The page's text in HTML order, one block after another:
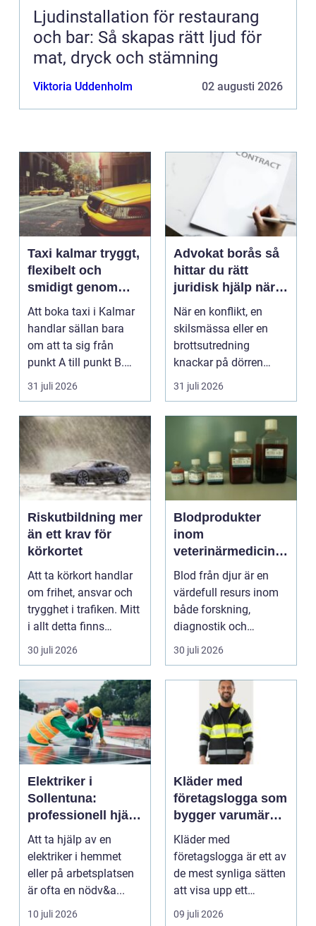
Ljudinstallation för restaurang
och bar: Så skapas rätt ljud för
mat, dryck och stämning
Viktoria Uddenholm 02 augusti 2026
Taxi kalmar tryggt,
flexibelt och
smidigt genom
hela resan
Att boka taxi i Kalmar
handlar sällan bara
om att ta sig från
punkt A till punkt B.
För många är res...
31 juli 2026
Advokat borås så
hittar du rätt
juridisk hjälp när
livet krånglar
När en konflikt, en
skilsmässa eller en
brottsutredning
knackar på dörren
förändras vardagen
snabbt....
31 juli 2026
Riskutbildning mer
än ett krav för
körkortet
Att ta körkort handlar
om frihet, ansvar och
trygghet i trafiken. Mitt
i allt detta finns
riskutbild...
30 juli 2026
Blodprodukter
inom
veterinärmedicin
funktion, kvalitet
och användning
Blod från djur är en
värdefull resurs inom
både forskning,
diagnostik och
veterinärmedicin. När
blod...
30 juli 2026
Elektriker i
Sollentuna:
professionell hjälp
när du behöver det
Att ta hjälp av en
elektriker i hemmet
eller på arbetsplatsen
är ofta en nödv&a...
10 juli 2026
Kläder med
företagslogga som
bygger varumärke
i vardagen
Kläder med
företagslogga är ett av
de mest synliga sätten
att visa upp ett
varum...
09 juli 2026